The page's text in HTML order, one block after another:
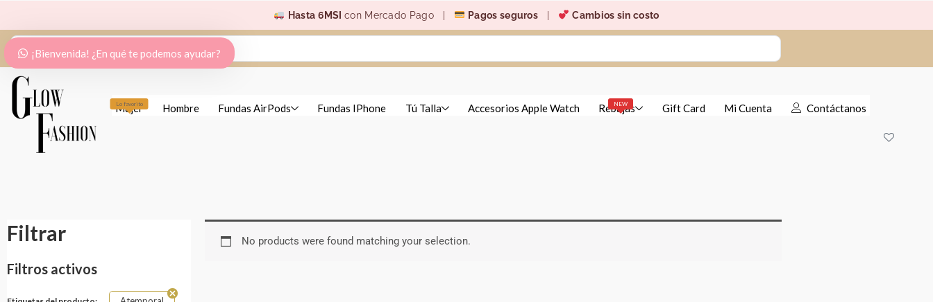
al
contenido
Hasta 6MSIcon Mercado Pago | Pagos seguros Cambios sin costo
Search
Lo favorito
Mujer Hombre Fundas AirPods Fundas IPhone Tú Talla Accesorios Apple Watch NEW
Rebajas Gift Card Mi Cuenta Contáctanos
Filtrar
Filtros activos
No products were found matching your selection.
¡Bienvenida! ¿En qué te podemos ayudar?